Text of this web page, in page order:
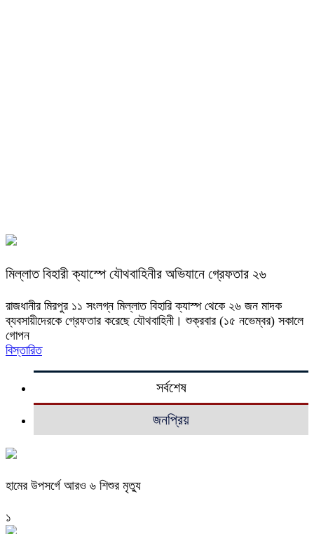
মিল্লাত বিহারী ক্যাস্পে যৌথবাহিনীর অভিযানে গ্রেফতার ২৬
রাজধানীর মিরপুর ১১ সংলগ্ন মিল্লাত বিহারি ক্যাস্প থেকে ২৬ জন মাদক
ব্যবসায়ীদেরকে গ্রেফতার করেছে যৌথবাহিনী। শুক্রবার (১৫ নভেম্বর) সকালে
গোপন
বিস্তারিত
সর্বশেষ
জনপ্রিয়
হামের উপসর্গে আরও ৬ শিশুর মৃত্যু
১